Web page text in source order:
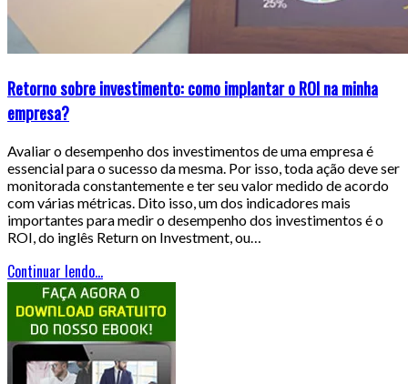
Retorno sobre investimento: como implantar o ROI na minha
empresa?
Avaliar o desempenho dos investimentos de uma empresa é
essencial para o sucesso da mesma. Por isso, toda ação deve ser
monitorada constantemente e ter seu valor medido de acordo
com várias métricas. Dito isso, um dos indicadores mais
importantes para medir o desempenho dos investimentos é o
ROI, do inglês Return on Investment, ou…
Continuar lendo...